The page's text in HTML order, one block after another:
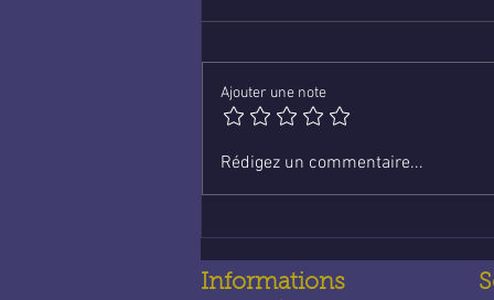
Voyance en ligne :
Ajouter une note
Rédigez un commentaire...
Informations